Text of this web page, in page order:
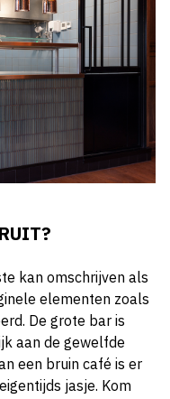
kan omschrijven als
elementen zoals
De grote bar is
aan de gewelfde
een bruin café is er
jasje. Kom